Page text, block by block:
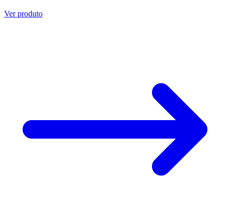
Ver produto